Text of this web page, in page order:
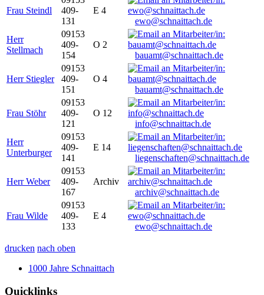
Frau Steindl
409-
131
E 4
ewo@schnaittach.de
Herr
Stellmach
09153
409-
154
O 2
bauamt@schnaittach.de
Herr Stiegler
09153
409-
151
O 4
bauamt@schnaittach.de
Frau Stöhr
09153
409-
121
O 12
info@schnaittach.de
Herr
Unterburger
09153
409-
141
E 14
liegenschaften@schnaittach.de
Herr Weber
09153
409-
167
Archiv
archiv@schnaittach.de
Frau Wilde
09153
409-
133
E 4
ewo@schnaittach.de
drucken nach oben
1000 Jahre Schnaittach
Quicklinks